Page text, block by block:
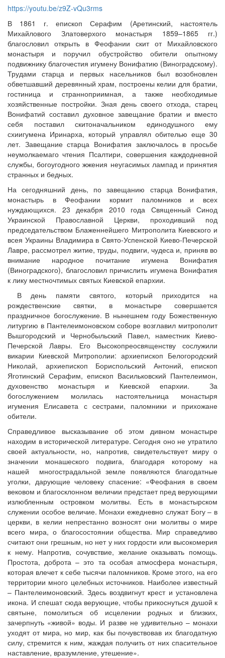
Онлайн трансляции
Веб-камеры
12 сентября 2015Название трансляции
12 сентября 2015Название трансляции
12 сентября 2015
Название трансляции
12 сентября 2015Название трансляции
12 сентября 2015Название трансляции
12 сентября 2015Название трансляции
12 сентября 2015 Название трансляции
12 сентября 2015Название трансляции
Перейти к архиву
https://youtu.be/z9Z-vQu3rms
В 1861 г. епископ Серафим (Аретинский, настоятель
Михайлового Златоверхого монастыря 1859–1865 гг.)
благословил открыть в Феофании скит от Михайловского
монастыря и поручил обустройство обители опытному
подвижнику благочестия игумену Вонифатию (Виноградскому).
Трудами старца и первых насельников был возобновлен
обветшавший деревянный храм, построены келии для братии,
гостиница и странноприимная, а также необходимые
хозяйственные постройки. Зная день своего отхода, старец
Вонифатий составил духовное завещание братии и вместо
себя поставил скитоначальником единодушного ему
схиигумена Иринарха, который управлял обителью еще 30
лет. Завещание старца Вонифатия заключалось в просьбе
неумолкаемаго чтения Псалтири, совершения каждодневной
службы, богоугодного жжения неугасимых лампад и принятия
странных и бедных.
На сегодняшний день, по завещанию старца Вонифатия,
монастырь в Феофании кормит паломников и всех
нуждающихся. 23 декабря 2010 года Священный Синод
Украинской Православной Церкви, проходивший под
председательством Блаженнейшего Митрополита Киевского и
всея Украины Владимира в Свято-Успенской Киево-Печерской
Лавре, рассмотрел житие, труды, подвиги, чудеса и, приняв во
внимание народное почитание игумена Вонифатия
(Виноградского), благословил причислить игумена Вонифатия
к лику местночтимых святых Киевской епархии.
В день памяти святого, который приходится на
рождественские святки, в монастыре совершается
праздничное богослужение. В нынешнем году Божественную
литургию в Пантелеимоновском соборе возглавил митрополит
Вышгородский и Чернобыльский Павел, наместник Киево-
Печерской Лавры. Его Высокопреосвященству сослужили
викарии Киевской Митрополии: архиепископ Белогородский
Николай, архиепископ Бориспольский Антоний, епископ
Яготинский Серафим, епископ Васильковский Пантелеимон,
духовенство монастыря и Киевской епархии. За
богослужением молилась настоятельница монастыря
игумения Елисавета с сестрами, паломники и прихожане
обители.
Справедливое высказывание об этом дивном монастыре
находим в исторической литературе. Сегодня оно не утратило
своей актуальности, но, напротив, свидетельствует миру о
значении монашеского подвига, благодаря которому на
нашей многострадальной земле появляются благодатные
уголки, дарующие человеку спасение: «Феофания в своем
вековом и благосклонном величии предстает пред верующими
излюбленным островком молитвы. Есть в монастырском
служении особое величие. Монахи ежедневно служат Богу – в
церкви, в келии непрестанно возносят они молитвы о мире
всего мира, о благосостоянии общества. Мир справедливо
считают они грешным, но нет у них гордости или высокомерия
к нему. Напротив, сочувствие, желание оказывать помощь.
Простота, доброта – это та особая атмосфера монастыря,
которая влечет к себе тысячи паломников. Кроме этого, на его
территории много целебных источников. Наиболее известный
– Пантелеимоновский. Здесь воздвигнут крест и установлена
икона. И спешат сюда верующие, чтобы прикоснуться душой к
святыне, помолиться об исцелении родных и близких,
зачерпнуть «живой» воды. И разве не удивительно – монахи
уходят от мира, но мир, как бы почувствовав их благодатную
силу, стремится к ним, жаждая получить от них спасительное
наставление, вразумление, утешение».